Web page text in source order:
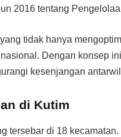
2016 tentang
tidak hanya
Dengan konsep
kesenjangan
di Kutim
tersebar di 18